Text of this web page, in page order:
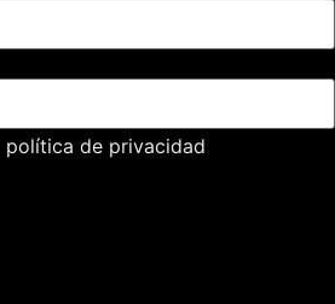
política de privacidad